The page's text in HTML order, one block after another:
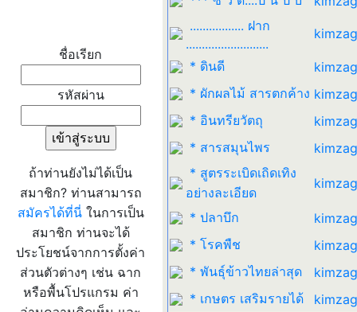
ชื่อเรียก
รหัสผ่าน
ถ้าท่านยังไม่ได้เป็น
สมาชิก? ท่านสามารถ
สมัครได้ที่นี่ในการเป็น
สมาชิก ท่านจะได้
ประโยชน์จากการตั้งค่า
ส่วนตัวต่างๆ เช่น ฉาก
หรือพื้นโปรแกรม ค่า
................. ฝาก
..........................
* ดินดี
* ผักผลไม้ สารตกค้าง
* อินทรียวัตถุ
* สารสมุนไพร
* สูตรระเบิดเถิดเทิง
อย่างละเอียด
* ปลาบึก
* โรคพืช
* พันธุ์ข้าวไทยล่าสุด
* เกษตร เสริมรายได้